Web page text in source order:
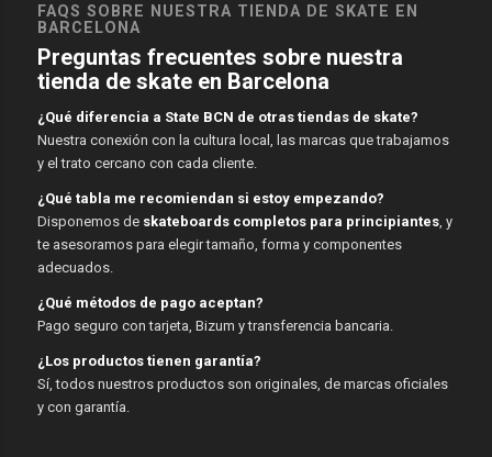
FAQS SOBRE NUESTRA TIENDA DE SKATE EN
BARCELONA
Preguntas frecuentes sobre nuestra
tienda de skate en Barcelona
¿Qué diferencia a State BCN de otras tiendas de skate?
Nuestra conexión con la cultura local, las marcas que trabajamos
y el trato cercano con cada cliente.
¿Qué tabla me recomiendan si estoy empezando?
Disponemos de skateboards completos para principiantes, y
te asesoramos para elegir tamaño, forma y componentes
adecuados.
¿Qué métodos de pago aceptan?
Pago seguro con tarjeta, Bizum y transferencia bancaria.
¿Los productos tienen garantía?
Sí, todos nuestros productos son originales, de marcas oficiales
y con garantía.